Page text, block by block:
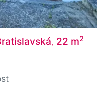
22 m2